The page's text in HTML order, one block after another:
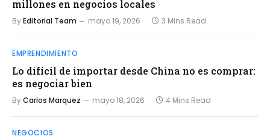
millones en negocios locales
ByEditorial Team mayo 19, 2026 3 Mins Read
EMPRENDIMIENTO
Lo difícil de importar desde China no es comprar:
es negociar bien
ByCarlos Marquez mayo 18, 2026 4 Mins Read
NEGOCIOS